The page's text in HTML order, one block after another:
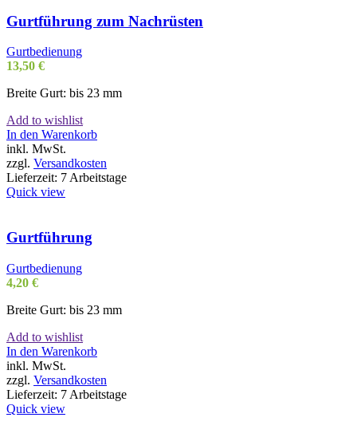
Gurtführung zum Nachrüsten
Gurtbedienung
13,50 €
Breite Gurt: bis 23 mm
Add to wishlist
In den Warenkorb
inkl. MwSt.
zzgl. Versandkosten
Lieferzeit: 7 Arbeitstage
Quick view
Gurtführung
Gurtbedienung
4,20 €
Breite Gurt: bis 23 mm
Add to wishlist
In den Warenkorb
inkl. MwSt.
zzgl. Versandkosten
Lieferzeit: 7 Arbeitstage
Quick view